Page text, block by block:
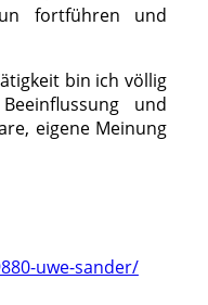
fortführen und
bin ich völlig
und
eigene Meinung
uwe-sander/